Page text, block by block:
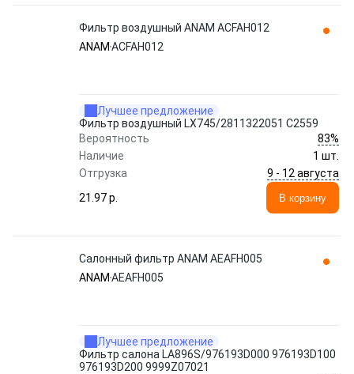
Фильтр воздушный ANAM ACFAH012
ANAM ACFAH012
Лучшее предложение
Фильтр воздушный LX745/2811322051 C2559
Вероятность
83%
Наличие
1 шт.
Отгрузка
9 - 12 августа
21.97 p.
В корзину
Салонный фильтр ANAM AEAFH005
ANAM AEAFH005
Лучшее предложение
Фильтр салона LA896S/976193D000 976193D100
976193D200 9999Z07021